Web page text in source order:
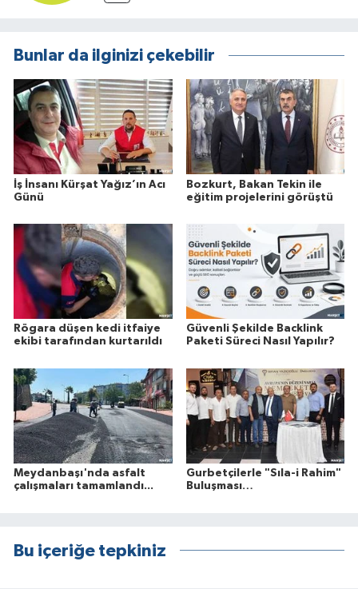
Bunlar da ilginizi çekebilir
İş İnsanı Kürşat Yağız’ın Acı
Günü
Bozkurt, Bakan Tekin ile
eğitim projelerini görüştü
Rögara düşen kedi itfaiye
ekibi tarafından kurtarıldı
Güvenli Şekilde Backlink
Paketi Süreci Nasıl Yapılır?
Meydanbaşı'nda asfalt
çalışmaları tamamlandı...
Gurbetçilerle "Sıla-i Rahim"
Buluşması…
Bu içeriğe tepkiniz